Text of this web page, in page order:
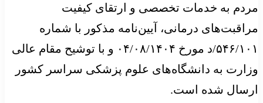
مردم به خدمات تخصصی و ارتقای کیفیت
مراقبت‌های درمانی، آیین‌نامه مذکور با شماره
۵۴۶/۱۰۱/د مورخ ۰۴/۰۸/۱۴۰۴ و با توشیح مقام عالی
وزارت به دانشگاه‌های علوم پزشکی سراسر کشور
ارسال شده است.